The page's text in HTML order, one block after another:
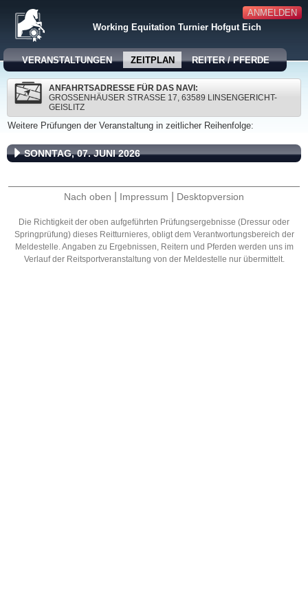
ANMELDEN
Working Equitation Turnier Hofgut Eich
VERANSTALTUNGEN ZEITPLAN REITER / PFERDE
ANFAHRTSADRESSE FÜR DAS NAVI:
GROSSENHÄUSER STRASSE 17, 63589 LINSENGERICHT-GE
ISLITZ
Weitere Prüfungen der Veranstaltung in zeitlicher Reihenfolge:
SONNTAG, 07. JUNI 2026
Nach oben Impressum Desktopversion
Die Richtigkeit der oben aufgeführten Prüfungsergebnisse (Dressur oder
Springprüfung) dieses Reitturnieres, obligt dem Verantwortungsbereich der
Meldestelle. Angaben zu Ergebnissen, Reitern und Pferden werden uns im
Verlauf der Reitsportveranstaltung von der Meldestelle nur übermittelt.